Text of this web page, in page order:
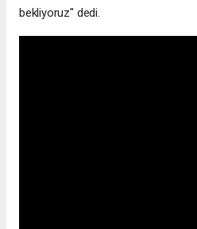
bekliyoruz" dedi.